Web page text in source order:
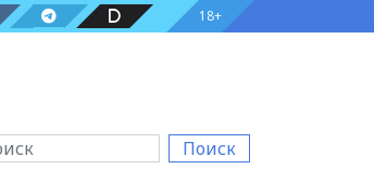
18+
Поиск